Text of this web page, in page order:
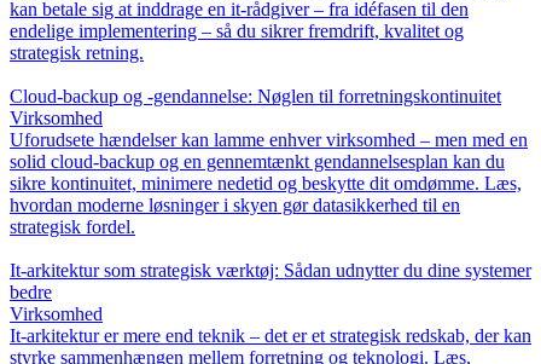
kan betale sig at inddrage en it-rådgiver – fra idéfasen til den
endelige implementering – så du sikrer fremdrift, kvalitet og
strategisk retning.
Cloud-backup og -gendannelse: Nøglen til forretningskontinuitet
Virksomhed
Uforudsete hændelser kan lamme enhver virksomhed – men med en
solid cloud-backup og en gennemtænkt gendannelsesplan kan du
sikre kontinuitet, minimere nedetid og beskytte dit omdømme. Læs,
hvordan moderne løsninger i skyen gør datasikkerhed til en
strategisk fordel.
It-arkitektur som strategisk værktøj: Sådan udnytter du dine systemer
bedre
Virksomhed
It-arkitektur er mere end teknik – det er et strategisk redskab, der kan
styrke sammenhængen mellem forretning og teknologi. Læs,